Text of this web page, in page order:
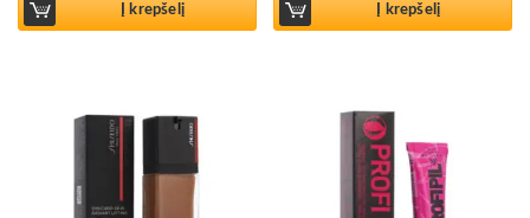
Į krepšelį Į krepšelį